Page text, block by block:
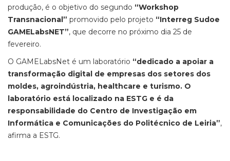
produção, é o objetivo do segundo “Workshop
Transnacional” promovido pelo projeto “Interreg Sudoe
GAMELabsNET”, que decorre no próximo dia 25 de
fevereiro.
O GAMELabsNet é um laboratório “dedicado a apoiar a
transformação digital de empresas dos setores dos
moldes, agroindústria, healthcare e turismo. O
laboratório está localizado na ESTG e é da
responsabilidade do Centro de Investigação em
Informática e Comunicações do Politécnico de Leiria”,
afirma a ESTG.